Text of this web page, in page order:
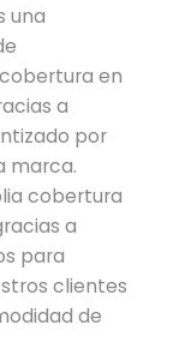
una
en
a
por
marca.
cobertura
a
para
clientes
de